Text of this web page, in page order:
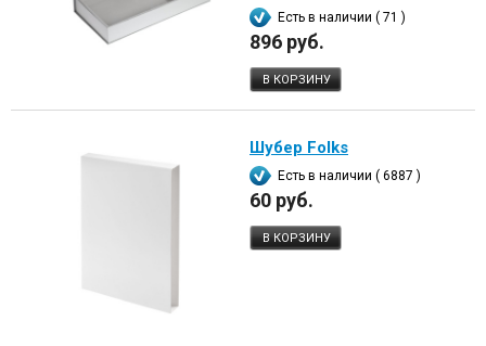
Есть в наличии ( 71 )
896 руб.
В КОРЗИНУ
Шубер Folks
Есть в наличии ( 6887 )
60 руб.
В КОРЗИНУ